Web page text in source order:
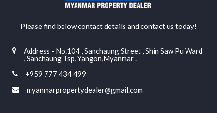
Please find below contact details and contact us today!
Address - No.104 , Sanchaung Street , Shin Saw Pu Ward
, Sanchaung Tsp, Yangon,Myanmar .
+959 777 434 499
myanmarpropertydealer@gmail.com